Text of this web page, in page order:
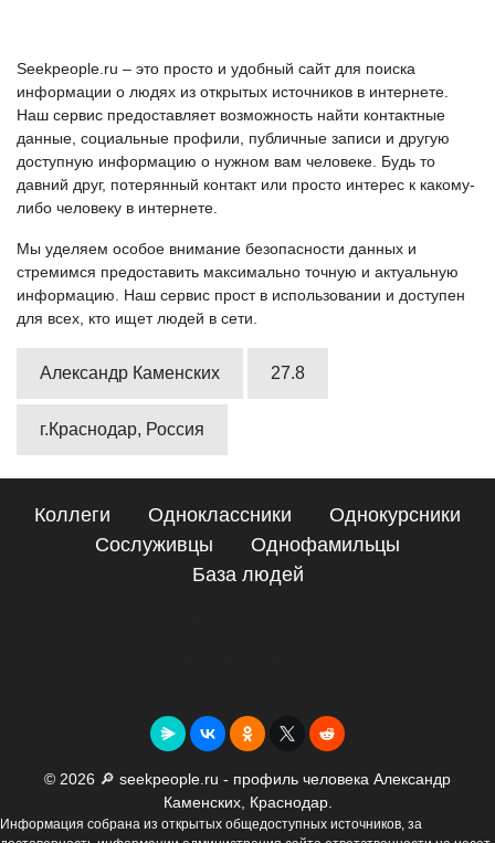
Seekpeople.ru – это просто и удобный сайт для поиска
информации о людях из открытых источников в интернете.
Наш сервис предоставляет возможность найти контактные
данные, социальные профили, публичные записи и другую
доступную информацию о нужном вам человеке. Будь то
давний друг, потерянный контакт или просто интерес к какому-
либо человеку в интернете.
Мы уделяем особое внимание безопасности данных и
стремимся предоставить максимально точную и актуальную
информацию. Наш сервис прост в использовании и доступен
для всех, кто ищет людей в сети.
Александр Каменских 27.8
г.Краснодар, Россия
Коллеги Одноклассники
Однокурсники
Сослуживцы
Однофамильцы
База людей
© 2026 🔎 seekpeople.ru - профиль человека Александр
Каменских, Краснодар.
Информация собрана из открытых общедоступных источников, за